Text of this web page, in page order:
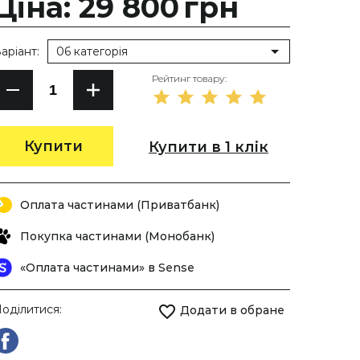
29 800 грн
Купити
06 категорія
Рейтинг товару:
Купити в 1 клік
Оплата частинами (Приватбанк)
Покупка частинами (Монобанк)
«Оплата частинами» в Sense
Додати в обране